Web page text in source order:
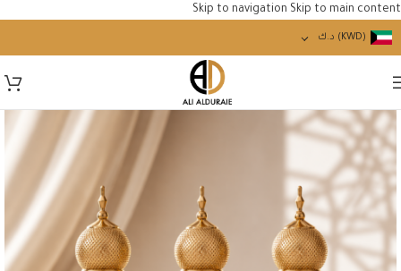
Skip to navigation Skip to main content
(KWD) د.ك